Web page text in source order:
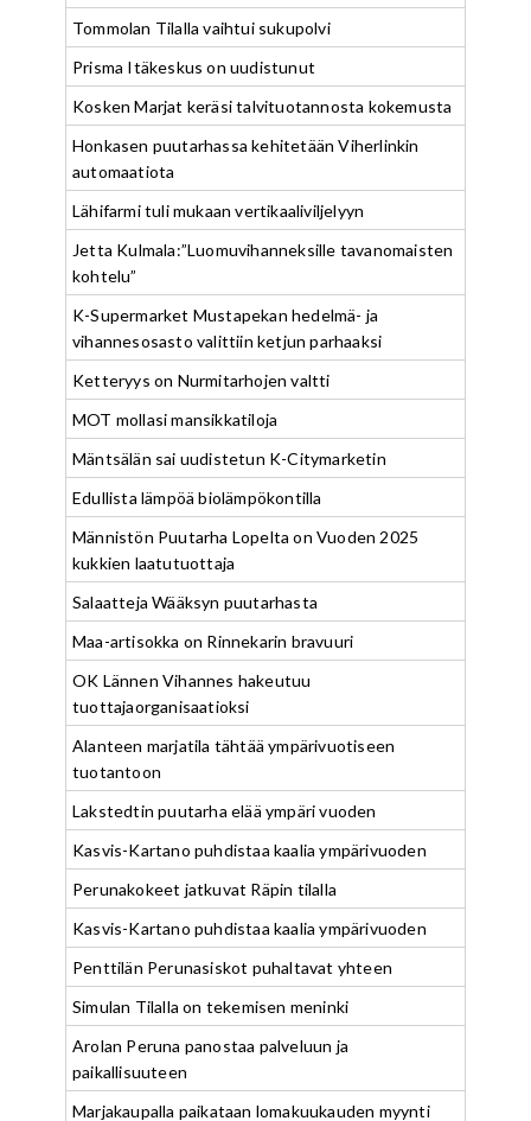
Tommolan Tilalla vaihtui sukupolvi
Prisma Itäkeskus on uudistunut
Kosken Marjat keräsi talvituotannosta kokemusta
Honkasen puutarhassa kehitetään Viherlinkin
automaatiota
Lähifarmi tuli mukaan vertikaaliviljelyyn
Jetta Kulmala:”Luomuvihanneksille tavanomaisten
kohtelu”
K-Supermarket Mustapekan hedelmä- ja
vihannesosasto valittiin ketjun parhaaksi
Ketteryys on Nurmitarhojen valtti
MOT mollasi mansikkatiloja
Mäntsälän sai uudistetun K-Citymarketin
Edullista lämpöä biolämpökontilla
Männistön Puutarha Lopelta on Vuoden 2025
kukkien laatutuottaja
Salaatteja Wääksyn puutarhasta
Maa-artisokka on Rinnekarin bravuuri
OK Lännen Vihannes hakeutuu
tuottajaorganisaatioksi
Alanteen marjatila tähtää ympärivuotiseen
tuotantoon
Lakstedtin puutarha elää ympäri vuoden
Kasvis-Kartano puhdistaa kaalia ympärivuoden
Perunakokeet jatkuvat Räpin tilalla
Kasvis-Kartano puhdistaa kaalia ympärivuoden
Penttilän Perunasiskot puhaltavat yhteen
Simulan Tilalla on tekemisen meninki
Arolan Peruna panostaa palveluun ja
paikallisuuteen
Marjakaupalla paikataan lomakuukauden myynti